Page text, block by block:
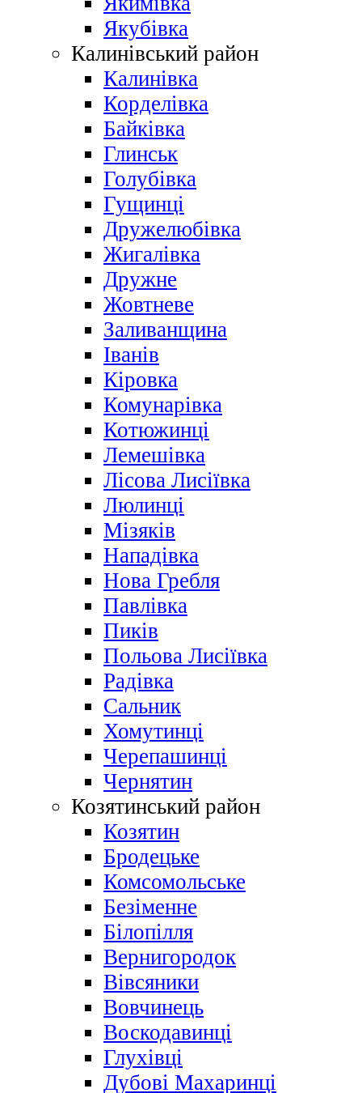
Якубівка
Калинівський район
Калинівка
Корделівка
Байківка
Глинськ
Голубівка
Гущинці
Дружелюбівка
Жигалівка
Дружне
Жовтневе
Заливанщина
Іванів
Кіровка
Комунарівка
Котюжинці
Лемешівка
Лісова Лисіївка
Люлинці
Мізяків
Нападівка
Нова Гребля
Павлівка
Пиків
Польова Лисіївка
Радівка
Сальник
Хомутинці
Черепашинці
Чернятин
Козятинський район
Козятин
Бродецьке
Комсомольське
Безіменне
Білопілля
Вернигородок
Вівсяники
Вовчинець
Воскодавинці
Глухівці
Дубові Махаринці